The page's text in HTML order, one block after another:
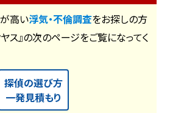
高い浮気・不倫調査をお探しの方
ス』の次のページをご覧になってく
探偵の選び方
一発見積もり